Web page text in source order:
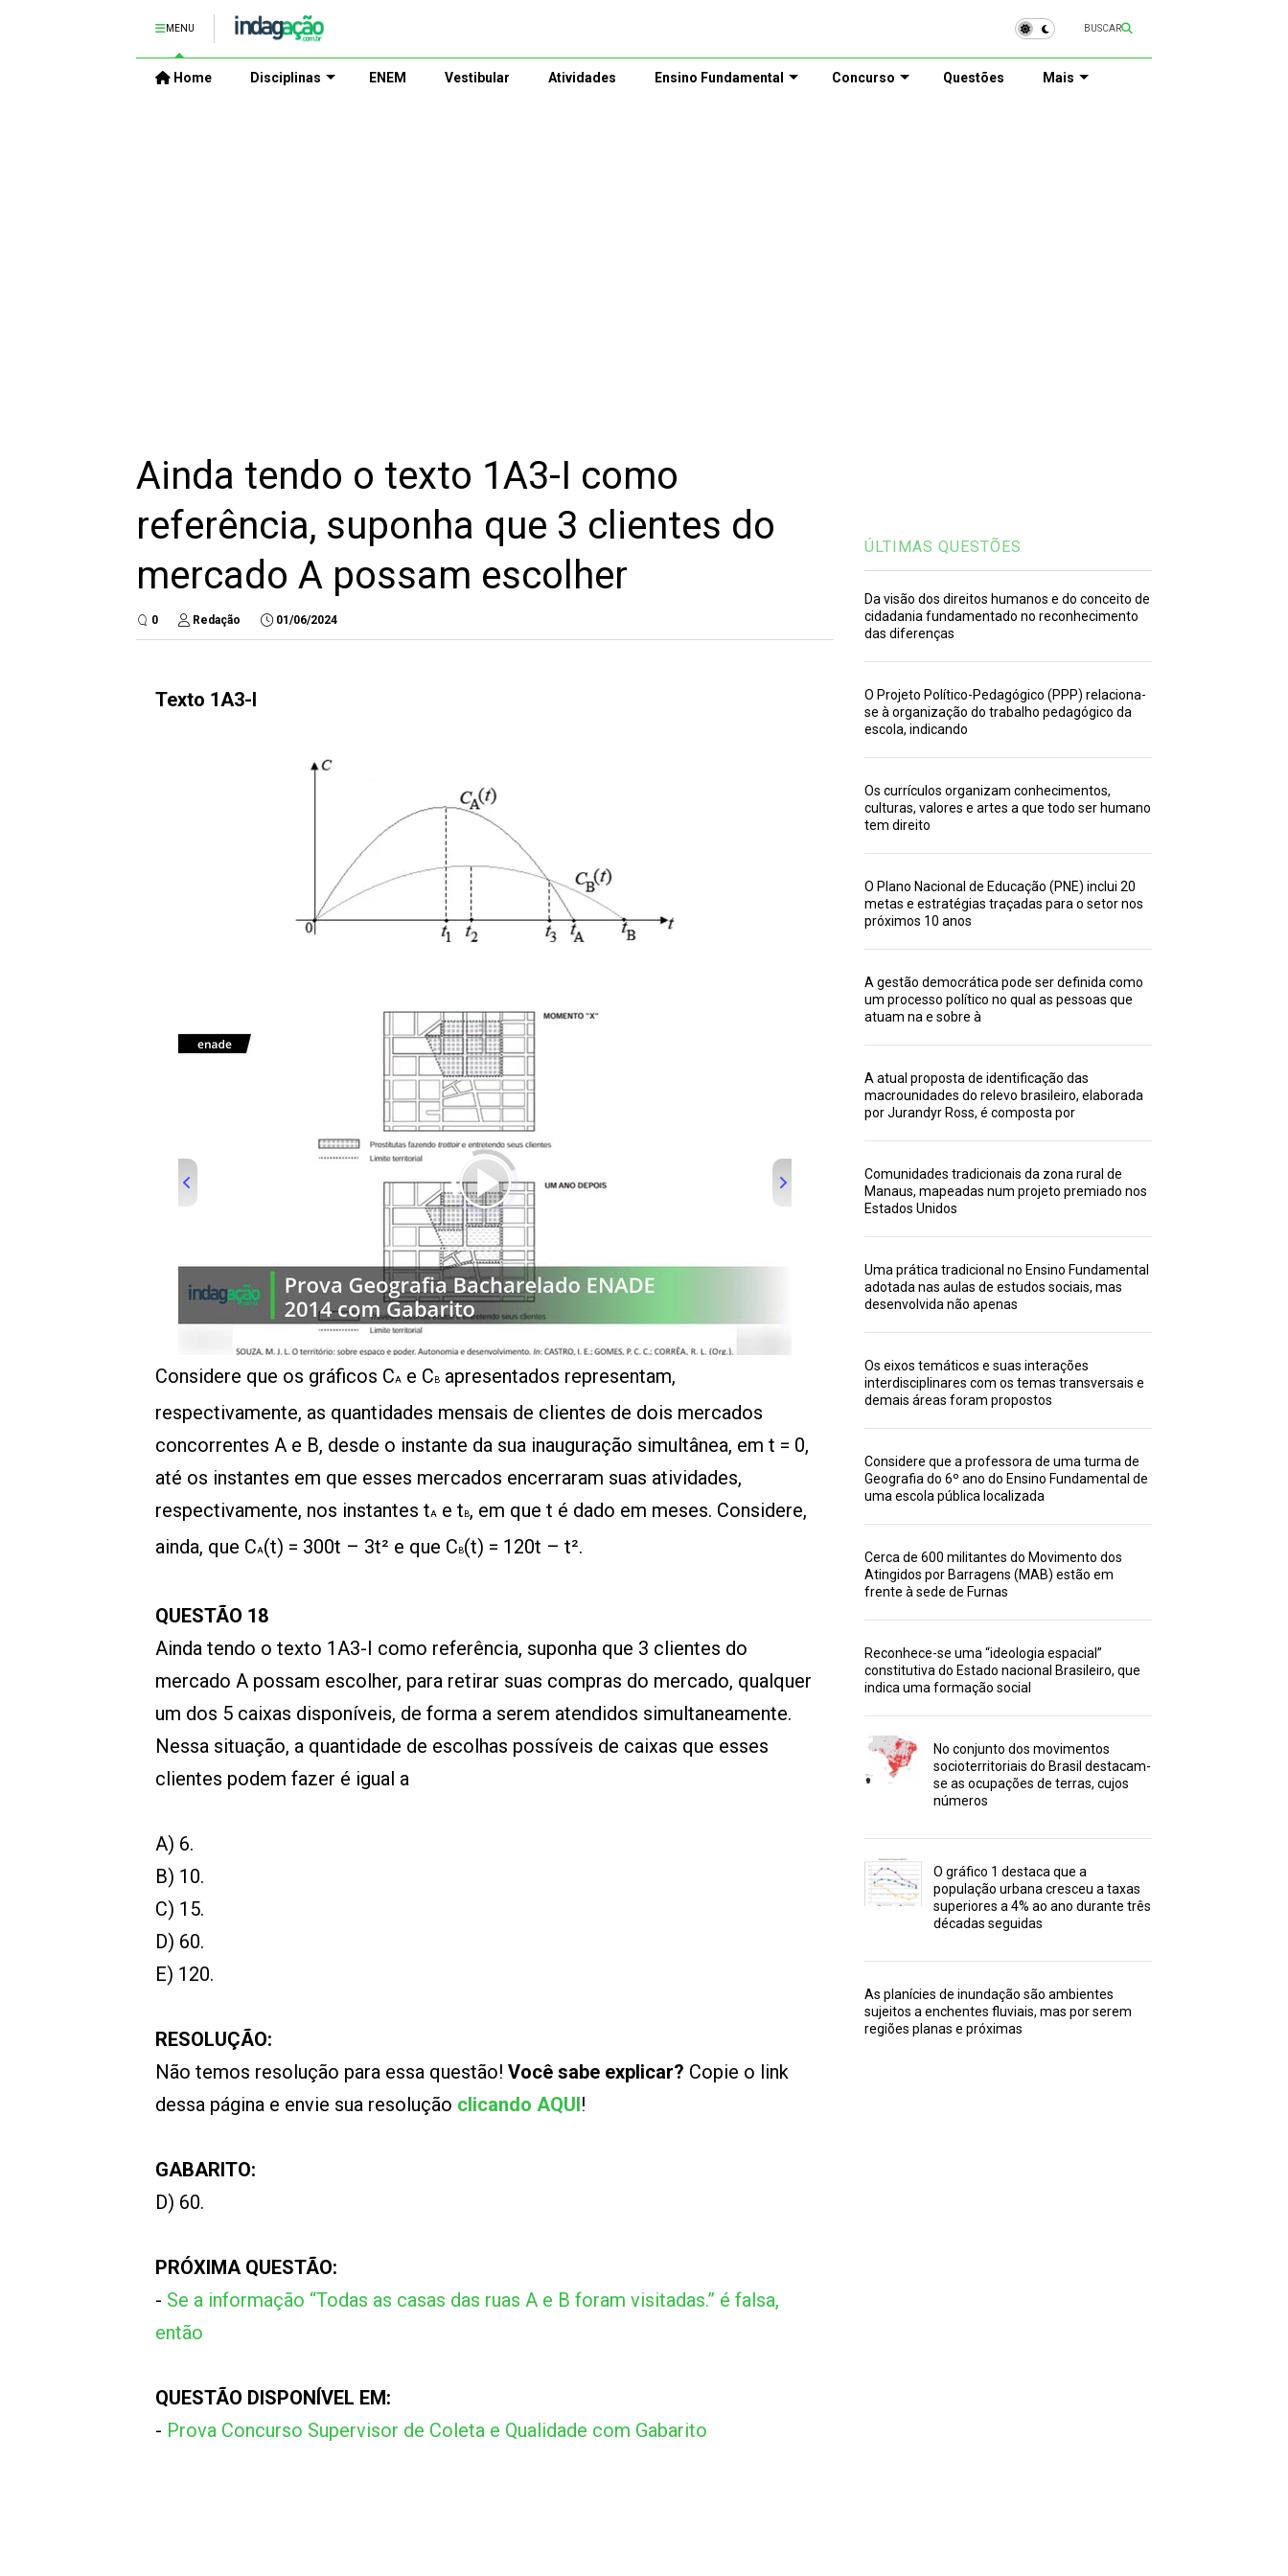
MENU BUSCAR
Home Disciplinas ENEM Vestibular Atividades Ensino Fundamental Concurso Questões Mais
Ainda tendo o texto 1A3-I como
referência, suponha que 3 clientes do
mercado A possam escolher
0 Redação 01/06/2024
Texto 1A3-I
Considere que os gráficos CA e C B apresentados representam,
respectivamente, as quantidades mensais de clientes de dois mercados
concorrentes A e B, desde o instante da sua inauguração simultânea, em t = 0,
até os instantes em que esses mercados encerraram suas atividades,
respectivamente, nos instantes tA e t B, em que t é dado em meses. Considere,
ainda, que CA(t) = 300t – 3t² e que C B(t) = 120t – t².
QUESTÃO 18
Ainda tendo o texto 1A3-I como referência, suponha que 3 clientes do
mercado A possam escolher, para retirar suas compras do mercado, qualquer
um dos 5 caixas disponíveis, de forma a serem atendidos simultaneamente.
Nessa situação, a quantidade de escolhas possíveis de caixas que esses
clientes podem fazer é igual a
A) 6.
B) 10.
C) 15.
D) 60.
E) 120.
RESOLUÇÃO:
Não temos resolução para essa questão! Você sabe explicar? Copie o link
dessa página e envie sua resolução clicando AQUI!
GABARITO:
D) 60.
PRÓXIMA QUESTÃO:
- Se a informação “Todas as casas das ruas A e B foram visitadas.” é falsa,
então
QUESTÃO DISPONÍVEL EM:
- Prova Concurso Supervisor de Coleta e Qualidade com Gabarito
ÚLTIMAS QUESTÕES
Da visão dos direitos humanos e do conceito de
cidadania fundamentado no reconhecimento
das diferenças
O Projeto Político-Pedagógico (PPP) relaciona-
se à organização do trabalho pedagógico da
escola, indicando
Os currículos organizam conhecimentos,
culturas, valores e artes a que todo ser humano
tem direito
O Plano Nacional de Educação (PNE) inclui 20
metas e estratégias traçadas para o setor nos
próximos 10 anos
A gestão democrática pode ser definida como
um processo político no qual as pessoas que
atuam na e sobre à
A atual proposta de identificação das
macrounidades do relevo brasileiro, elaborada
por Jurandyr Ross, é composta por
Comunidades tradicionais da zona rural de
Manaus, mapeadas num projeto premiado nos
Estados Unidos
Uma prática tradicional no Ensino Fundamental
adotada nas aulas de estudos sociais, mas
desenvolvida não apenas
Os eixos temáticos e suas interações
interdisciplinares com os temas transversais e
demais áreas foram propostos
Considere que a professora de uma turma de
Geografia do 6º ano do Ensino Fundamental de
uma escola pública localizada
Cerca de 600 militantes do Movimento dos
Atingidos por Barragens (MAB) estão em
frente à sede de Furnas
Reconhece-se uma “ideologia espacial”
constitutiva do Estado nacional Brasileiro, que
indica uma formação social
No conjunto dos movimentos
socioterritoriais do Brasil destacam-
se as ocupações de terras, cujos
números
O gráfico 1 destaca que a
população urbana cresceu a taxas
superiores a 4% ao ano durante três
décadas seguidas
As planícies de inundação são ambientes
sujeitos a enchentes fluviais, mas por serem
regiões planas e próximas